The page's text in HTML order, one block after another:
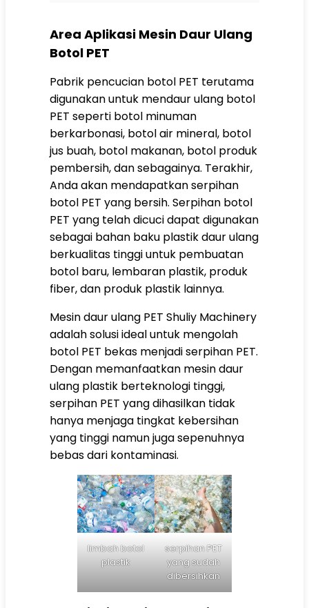
Area Aplikasi Mesin Daur Ulang
Botol PET
Pabrik pencucian botol PET terutama
digunakan untuk mendaur ulang botol
PET seperti botol minuman
berkarbonasi, botol air mineral, botol
jus buah, botol makanan, botol produk
pembersih, dan sebagainya. Terakhir,
Anda akan mendapatkan serpihan
botol PET yang bersih. Serpihan botol
PET yang telah dicuci dapat digunakan
sebagai bahan baku plastik daur ulang
berkualitas tinggi untuk pembuatan
botol baru, lembaran plastik, produk
fiber, dan produk plastik lainnya.
Mesin daur ulang PET Shuliy Machinery
adalah solusi ideal untuk mengolah
botol PET bekas menjadi serpihan PET.
Dengan memanfaatkan mesin daur
ulang plastik berteknologi tinggi,
serpihan PET yang dihasilkan tidak
hanya menjaga tingkat kebersihan
yang tinggi namun juga sepenuhnya
bebas dari kontaminasi.
limbah botol
plastik
serpihan PET
yang sudah
dibersihkan